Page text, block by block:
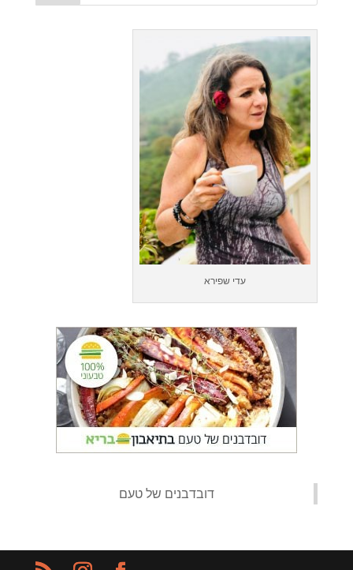
עדי שפירא
‏דובדבנים של טעם‏